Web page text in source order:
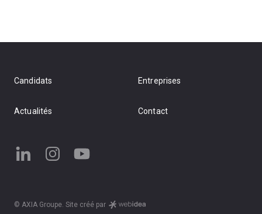
Candidats Entreprises
Actualités Contact
© AXIA Groupe. Site créé par